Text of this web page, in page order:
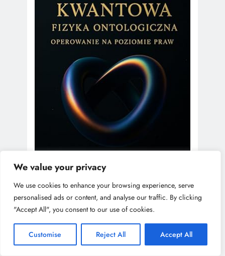
We value your privacy
We use cookies to enhance your browsing experience, serve
personalised ads or content, and analyse our traffic. By clicking
"Accept All", you consent to our use of cookies.
Customise Reject All Accept All